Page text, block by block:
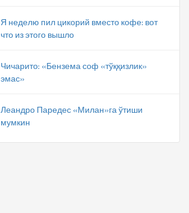
Я неделю пил цикорий вместо кофе: вот
что из этого вышло
Чичарито: «Бензема соф «тўққизлик»
эмас»
Леандро Паредес «Милан»га ўтиши
мумкин